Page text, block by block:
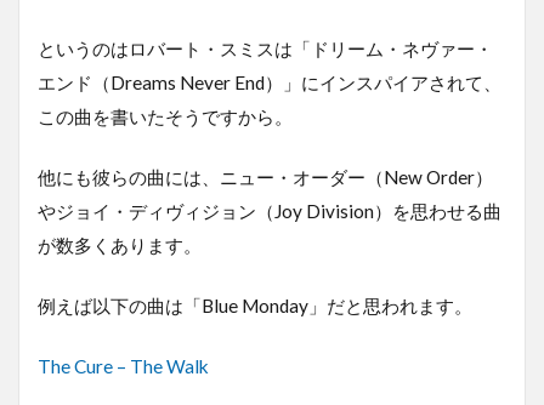
というのはロバート・スミスは「ドリーム・ネヴァー・
エンド（Dreams Never End）」にインスパイアされて、
この曲を書いたそうですから。
他にも彼らの曲には、ニュー・オーダー（New Order）
やジョイ・ディヴィジョン（Joy Division）を思わせる曲
が数多くあります。
例えば以下の曲は「Blue Monday」だと思われます。
The Cure – The Walk